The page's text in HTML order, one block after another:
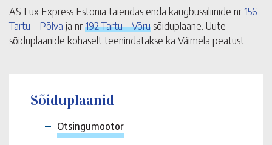
AS Lux Express Estonia täiendas enda kaugbussiliinide nr 156
Tartu – Põlva ja nr192 Tartu – Võru sõiduplaane. Uute
sõiduplaanide kohaselt teenindatakse ka Väimela peatust.
Sõiduplaanid
Otsingumootor